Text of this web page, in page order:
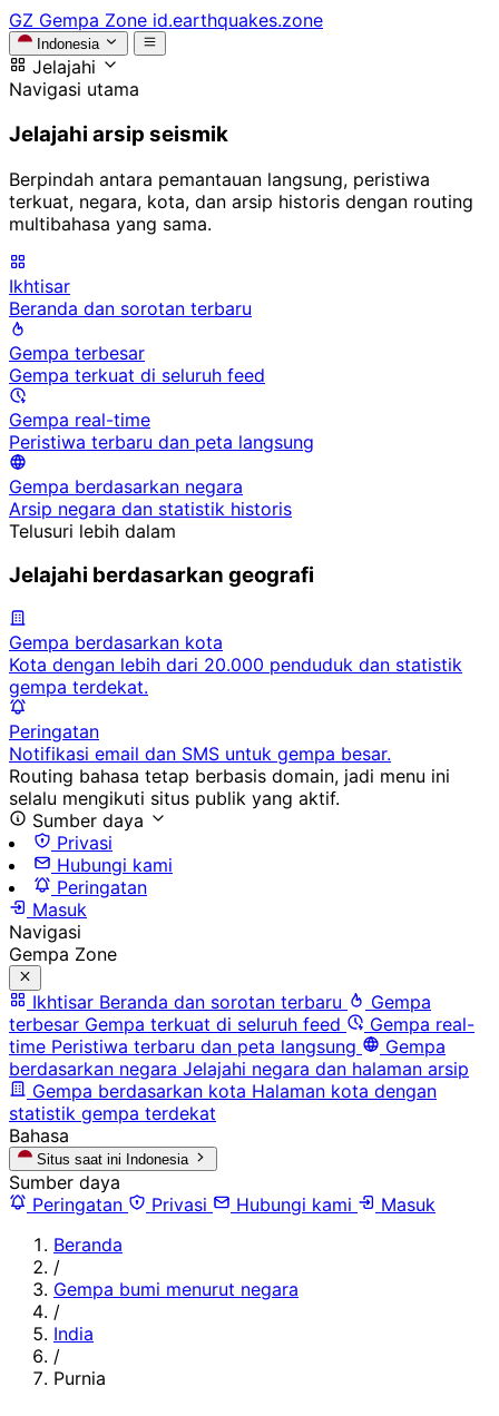
GZ Gempa Zone id.earthquakes.zone
Indonesia
Jelajahi
Navigasi utama
Jelajahi arsip seismik
Berpindah antara pemantauan langsung, peristiwa
terkuat, negara, kota, dan arsip historis dengan routing
multibahasa yang sama.
Ikhtisar
Beranda dan sorotan terbaru
Gempa terbesar
Gempa terkuat di seluruh feed
Gempa real-time
Peristiwa terbaru dan peta langsung
Gempa berdasarkan negara
Arsip negara dan statistik historis
Telusuri lebih dalam
Jelajahi berdasarkan geografi
Gempa berdasarkan kota
Kota dengan lebih dari 20.000 penduduk dan statistik
gempa terdekat.
Peringatan
Notifikasi email dan SMS untuk gempa besar.
Routing bahasa tetap berbasis domain, jadi menu ini
selalu mengikuti situs publik yang aktif.
Sumber daya
Privasi
Hubungi kami
Peringatan
Masuk
Navigasi
Gempa Zone
Ikhtisar Beranda dan sorotan terbaru
Gempa
terbesar Gempa terkuat di seluruh feed
Gempa real-
time Peristiwa terbaru dan peta langsung
Gempa
berdasarkan negara Jelajahi negara dan halaman arsip
Gempa berdasarkan kota Halaman kota dengan
statistik gempa terdekat
Bahasa
Situs saat ini Indonesia
Sumber daya
Peringatan
Privasi Hubungi kami
Masuk
Beranda
/
Gempa bumi menurut negara
/
India
/
Purnia